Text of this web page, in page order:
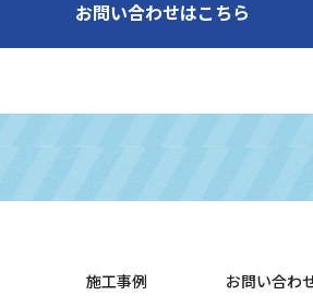
お問い合わせはこちら
施工事例
お問い合わ